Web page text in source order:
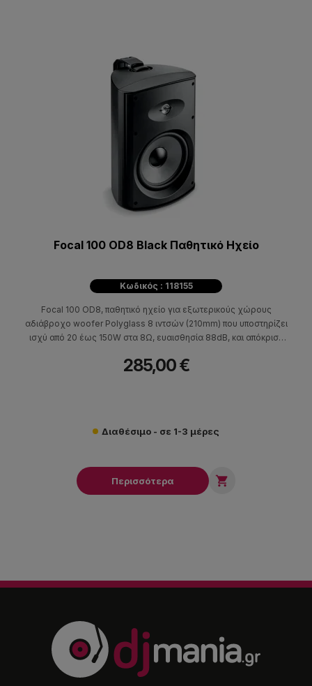
Focal 100 OD8 Black Παθητικό Ηχείο
Κωδικός : 118155
Focal 100 OD8, παθητικό ηχείο για εξωτερικούς χώρους
αδιάβροχο woofer Polyglass 8 ιντσών (210mm) που υποστηρίζει
ισχύ από 20 έως 150W στα 8Ω, ευαισθησία 88dB, και απόκριση
285,00 €
Διαθέσιμο - σε 1-3 μέρες
Περισσότερα 